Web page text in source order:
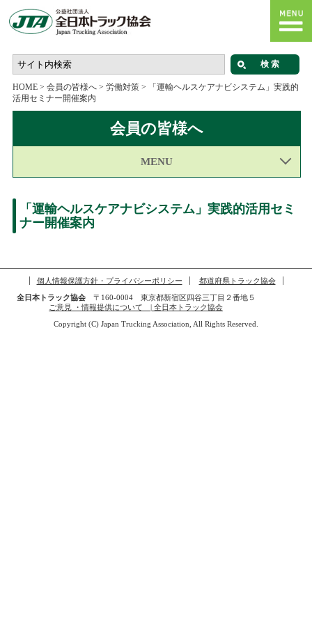
HOME> 会員の皆様へ> 労働対策>
「運輸ヘルスケアナビシステム」実践的
活用セミナー開催案内
会員の皆様へ
MENU
「運輸ヘルスケアナビシステム」実践的活用セミ
ナー開催案内
個人情報保護方針・プライバシーポリシー
都道府県トラック協会
全日本トラック協会〒160-0004 東京都新宿区四谷三丁目２番地５
ご意見 ・情報提供について | 全日本トラック協会
Copyright (C) Japan Trucking Association, All Rights Reserved.